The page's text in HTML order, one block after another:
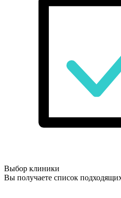
Выбор клиники
Вы получаете список